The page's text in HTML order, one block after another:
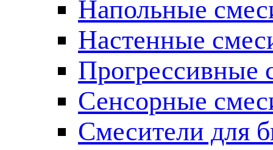
Напольные
Настенные
Прогрессивные
Сенсорные
Смесители для